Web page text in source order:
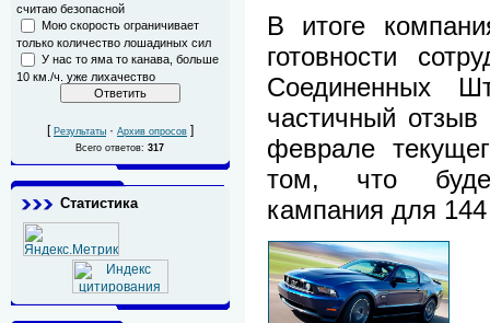
считаю безопасной
Мою скорость ограничивает
только количество лошадиных сил
У нас то яма то канава, больше
10 км./ч. уже лихачество
[ Результаты · Архив опросов ]
Всего ответов:317
Статистика
В итоге
готовности
Соединенных
частичный
феврале
том, что
кампания для